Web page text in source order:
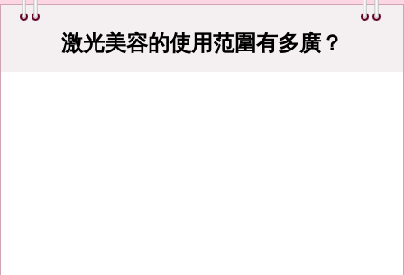
激光美容的使用范圍有多廣？